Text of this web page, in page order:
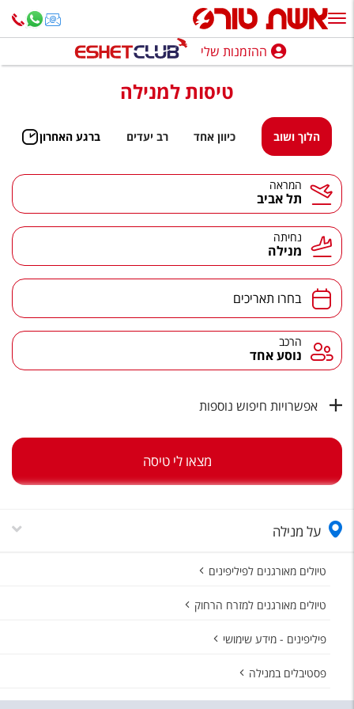
ההזמנות שלי
חופשה לפי סגנון
מלונות באילת
טיולים מאורגנים
סגנונות טיול
חבילות נופש
הרגע האחרון
חבילות בריאות וספא
טיסות לחו"ל
מגזין אשת
שירות לקוחות
טופס צור קשר
עקבו אחרינו
ההזמנות שלי
טיסות למנילה
הלוך ושוב כיוון אחד רב יעדים ברגע האחרון
המראה
תל אביב
נחיתה
מנילה
בחרו תאריכים
הרכב
נוסע אחד
אפשרויות חיפוש נוספות
מצאו לי טיסה
על מנילה
טיולים מאורגנים לפיליפינים
טיולים מאורגנים למזרח הרחוק
פיליפינים - מידע שימושי
פסטיבלים במנילה